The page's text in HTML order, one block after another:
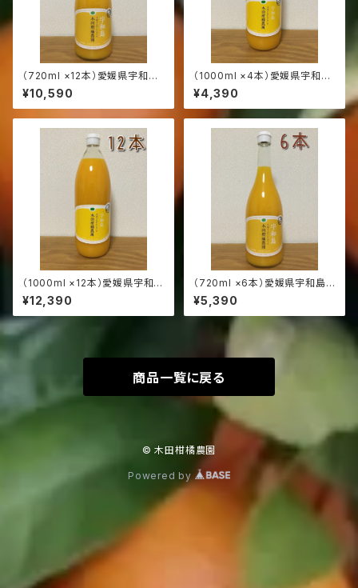
（720ml ×12本）愛媛県宇和島
産:南柑20号:本物の100％みか
んジュース（発送サイズ120）
¥10,590
（1000ml ×4本）愛媛県宇和島
産:南柑20号:本物の100％みか
んジュース（発送サイズ100）
¥4,390
（1000ml ×12本）愛媛県宇和島
産:南柑20号:本物の100％みか
んジュース（発送サイズ140）
¥12,390
（720ml ×6本）愛媛県宇和島
産:南柑20号:本物の100％みか
んジュース（発送サイズ100）
¥5,390
商品一覧に戻る
© 木田柑橘農園
Powered by